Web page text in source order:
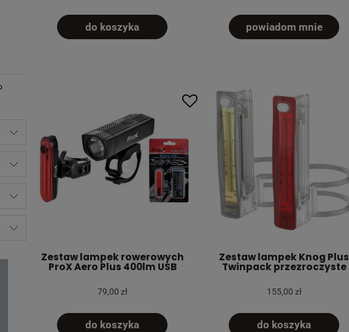
do koszyka powiadom mnie
Zestaw lampek rowerowych
ProX Aero Plus 400lm USB
79,00 zł
do koszyka
Zestaw lampek Knog Plus
Twinpack przezroczyste
155,00 zł
do koszyka